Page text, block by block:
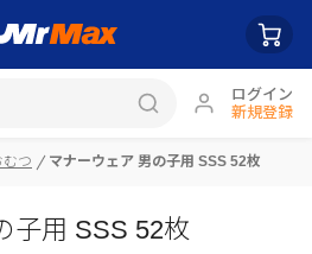
ログイン
新規登録
むつ マナーウェア 男の子用 SSS 52枚
子用 SSS 52枚